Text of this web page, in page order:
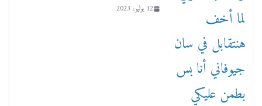
12 يوليو، 2023